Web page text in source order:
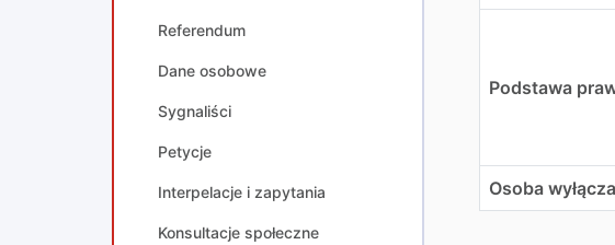
Referendum
Dane osobowe
Sygnaliści
Petycje
Interpelacje i zapytania
Konsultacje społeczne
Podstawa
Osoba